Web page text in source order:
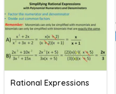
Rational Expressions